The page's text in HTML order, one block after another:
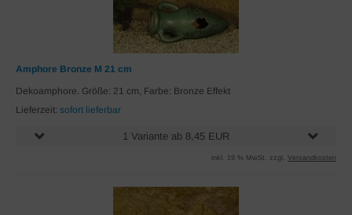
Amphore Bronze M 21 cm
Dekoamphore. Größe: 21 cm, Farbe: Bronze Effekt
Lieferzeit: sofort lieferbar
1 Variante ab 8,45 EUR
inkl. 19 % MwSt. zzgl. Versandkosten